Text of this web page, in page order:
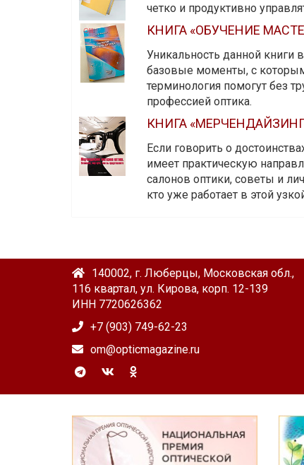
четко и продуктивно
КНИГА «ОБУЧЕНИЕ
Уникальность данной книги
базовые моменты, с
терминология помогут без
профессией оптика.
КНИГА
Если говорить о
имеет практическую
салонов оптики, советы и
кто уже работает в этой
140002, г. Люберцы, Московская обл.,
116 квартал, ул. Кирова, корп. 12-139
ИНН 7720626362
+7 (903) 749-62-23
om@opticmagazine.ru